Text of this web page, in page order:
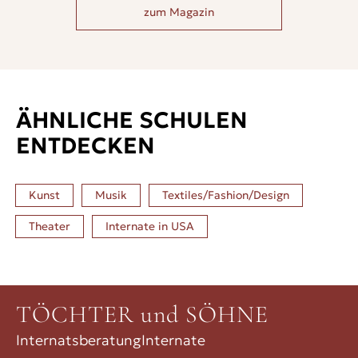
zum Magazin
ÄHNLICHE SCHULEN
ENTDECKEN
Kunst Musik Textiles/Fashion/Design
Theater Internate in USA
TÖCHTER und SÖHNE
InternatsberatungInternate